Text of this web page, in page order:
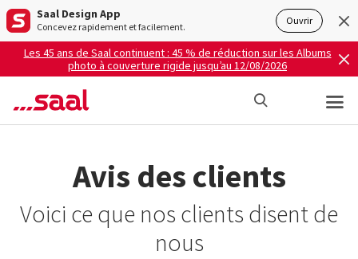
Saal Design App
Concevez rapidement et facilement. Ouvrir
Les 45 ans de Saal continuent : 45 % de réduction sur les Albums
photo à couverture rigide jusqu’au 12/08/2026
Avis des clients
Voici ce que nos clients disent de
nous